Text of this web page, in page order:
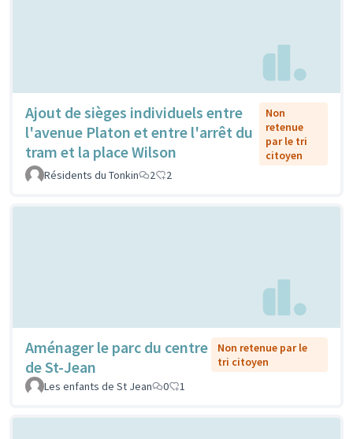
Ajout de sièges individuels entre
l'avenue Platon et entre l'arrêt du
tram et la place Wilson
Non
retenue
par le tri
citoyen
Résidents du Tonkin
2 2
Aménager le parc du centre
de St-Jean
Non retenue par le
tri citoyen
Les enfants de St Jean
0 1